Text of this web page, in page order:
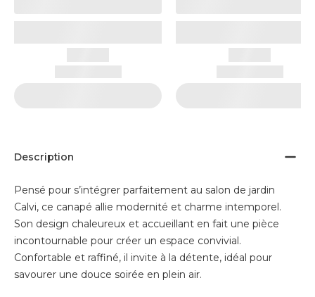
Description
Pensé pour s’intégrer parfaitement au salon de jardin
Calvi, ce canapé allie modernité et charme intemporel.
Son design chaleureux et accueillant en fait une pièce
incontournable pour créer un espace convivial.
Confortable et raffiné, il invite à la détente, idéal pour
savourer une douce soirée en plein air.